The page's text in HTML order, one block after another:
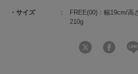
サイズ
FREE(00)：幅19cm/高
210g